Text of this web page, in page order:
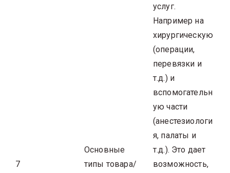
7
Основные
типы товара/
услуг.
Например на
хирургическую
(операции,
перевязки и
т.д.) и
вспомогательн
ую части
(анестезиологи
я, палаты и
т.д.). Это дает
возможность,